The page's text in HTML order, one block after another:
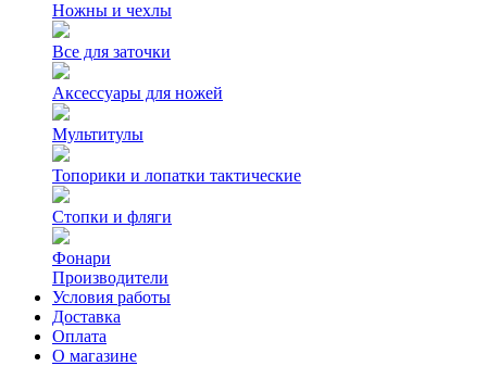
Ножны и чехлы
Все для заточки
Аксессуары для ножей
Мультитулы
Топорики и лопатки тактические
Стопки и фляги
Фонари
Производители
Условия работы
Доставка
Оплата
О магазине